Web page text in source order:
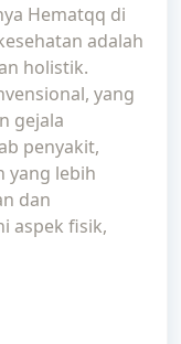
Hematqq di
adalah
holistik.
yang
gejala
penyakit,
yang lebih
dan
aspek fisik,